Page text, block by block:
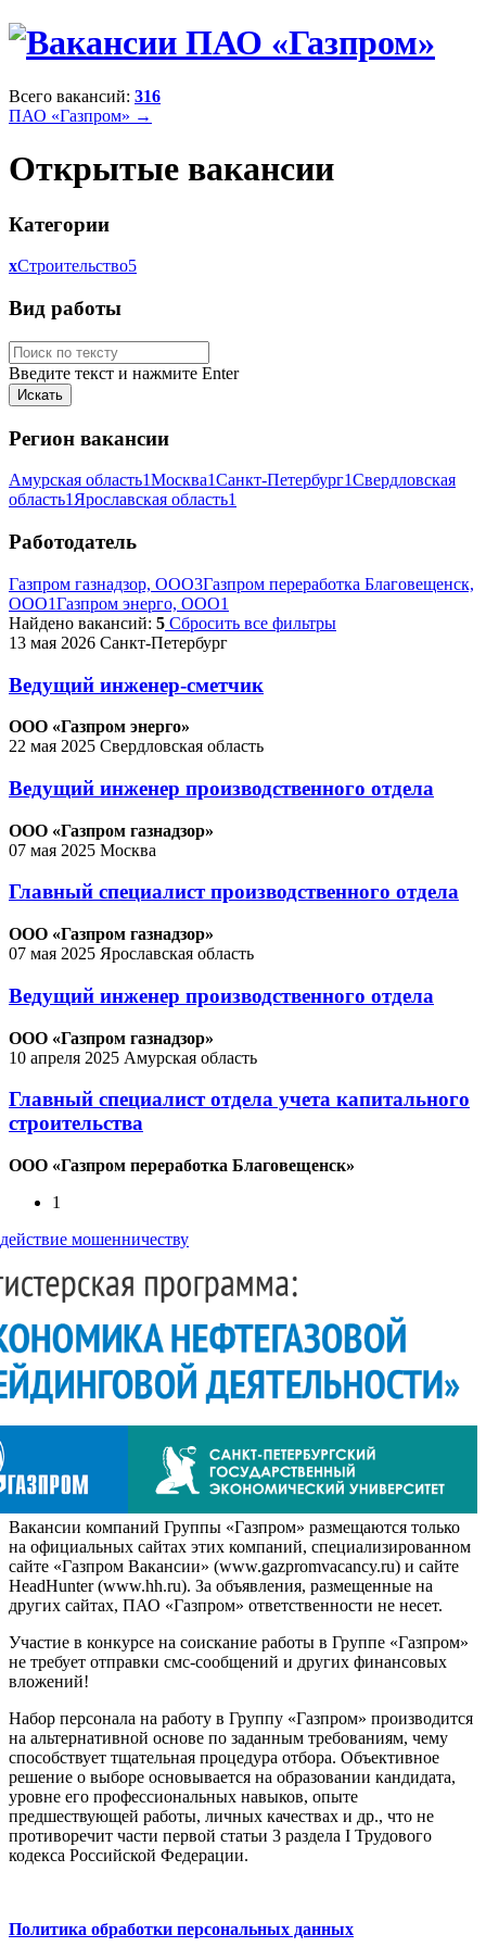
Всего вакансий: 316
ПАО «Газпром» →
Открытые вакансии
Категории
xСтроительство5
Вид работы
Введите текст и нажмите Enter
Регион вакансии
Амурская область1Москва1Санкт-Петербург1Свердловская
область1 Ярославская область1
Работодатель
Газпром газнадзор, ООО3Газпром переработка Благовещенск,
ООО1Газпром энерго, ООО1
Найдено вакансий: 5 Сбросить все фильтры
13 мая 2026 Санкт-Петербург
Ведущий инженер-сметчик
ООО «Газпром энерго»
22 мая 2025 Свердловская область
Ведущий инженер производственного отдела
ООО «Газпром газнадзор»
07 мая 2025 Москва
Главный специалист производственного отдела
ООО «Газпром газнадзор»
07 мая 2025 Ярославская область
Ведущий инженер производственного отдела
ООО «Газпром газнадзор»
10 апреля 2025 Амурская область
Главный специалист отдела учета капитального
строительства
ООО «Газпром переработка Благовещенск»
1
мошенничеству
Вакансии компаний Группы «Газпром» размещаются только
на официальных сайтах этих компаний, специализированном
сайте «Газпром Вакансии» (www.gazpromvacancy.ru) и сайте
HeadHunter (www.hh.ru). За объявления, размещенные на
других сайтах, ПАО «Газпром» ответственности не несет.
Участие в конкурсе на соискание работы в Группе «Газпром»
не требует отправки смс-сообщений и других финансовых
вложений!
Набор персонала на работу в Группу «Газпром» производится
на альтернативной основе по заданным требованиям, чему
способствует тщательная процедура отбора. Объективное
решение о выборе основывается на образовании кандидата,
уровне его профессиональных навыков, опыте
предшествующей работы, личных качествах и др., что не
противоречит части первой статьи 3 раздела I Трудового
кодекса Российской Федерации.
Политика обработки персональных данных